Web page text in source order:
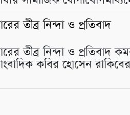
তীব্র নিন্দা ও প্রতিবাদ
তীব্র নিন্দা ও প্রতিবাদ
কবির হোসেন